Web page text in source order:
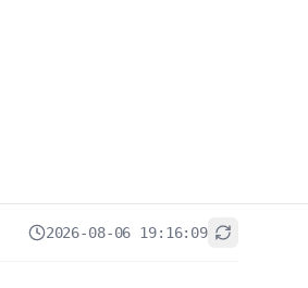
2026-08-06 19:16:09